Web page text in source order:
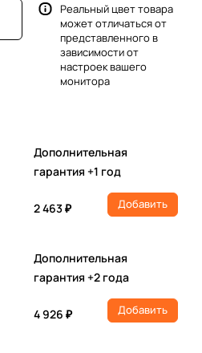
Реальный цвет товара
может отличаться от
представленного в
зависимости от
настроек вашего
монитора
Дополнительная
гарантия +1 год
2 463 ₽ Добавить
Дополнительная
гарантия +2 года
4 926 ₽ Добавить